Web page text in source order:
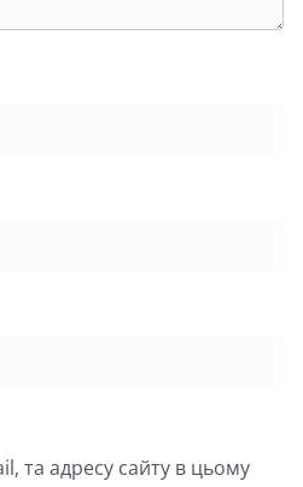
та адресу сайту в цьому